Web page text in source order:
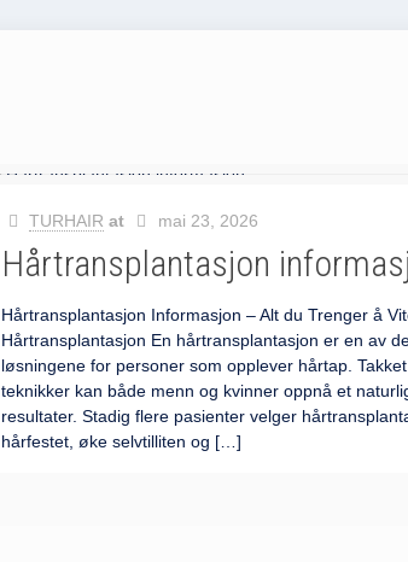
TURHAIR at mai 23, 2026
Hårtransplantasjon
Hårtransplantasjon Informasjon – Alt du Trenger å
Hårtransplantasjon En hårtransplantasjon er en av
løsningene for personer som opplever hårtap.
teknikker kan både menn og kvinner oppnå et
resultater. Stadig flere pasienter velger
hårfestet, øke selvtilliten og […]